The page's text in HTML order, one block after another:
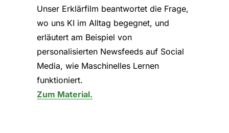
Unser Erklärfilm beantwortet die Frage,
wo uns KI im Alltag begegnet, und
erläutert am Beispiel von
personalisierten Newsfeeds auf Social
Media, wie Maschinelles Lernen
funktioniert.
Zum Material.